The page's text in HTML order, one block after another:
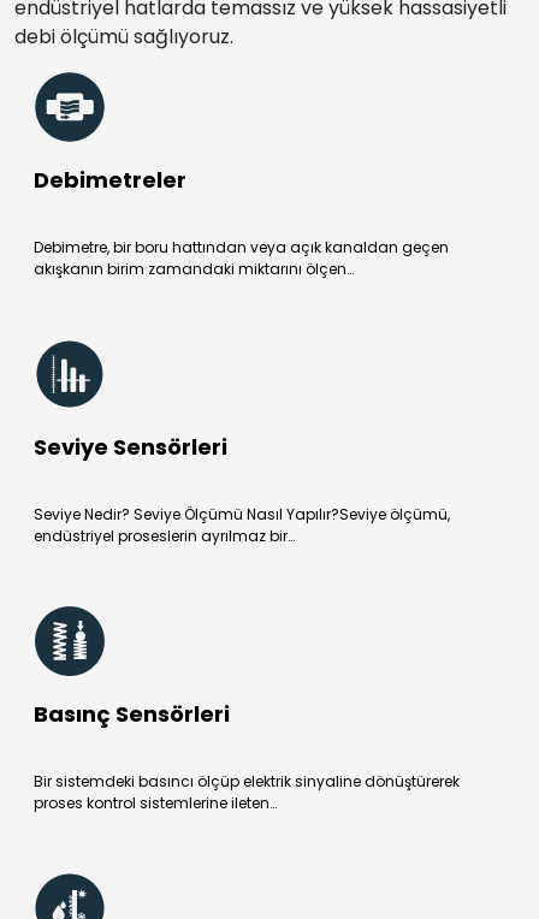
endüstriyel hatlarda temassız ve yüksek hassasiyetli
debi ölçümü sağlıyoruz.
Debimetreler
Debimetre, bir boru hattından veya açık kanaldan geçen
akışkanın birim zamandaki miktarını ölçen…
Seviye Sensörleri
Seviye Nedir? Seviye Ölçümü Nasıl Yapılır?Seviye ölçümü,
endüstriyel proseslerin ayrılmaz bir…
Basınç Sensörleri
Bir sistemdeki basıncı ölçüp elektrik sinyaline dönüştürerek
proses kontrol sistemlerine ileten…